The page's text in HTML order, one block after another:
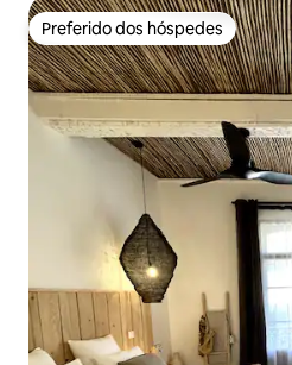
Preferido dos hóspedes
Preferido dos hóspedes